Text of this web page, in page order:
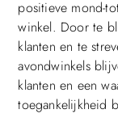
positieve mond-
winkel. Door te
klanten en te
avondwinkels
klanten en een
toegankelijkheid